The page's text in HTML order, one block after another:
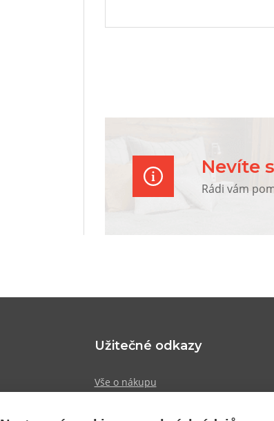
i praktickým doplňkem vašeho
Nevíte
Rádi vám
Užitečné odkazy
Vše o nákupu